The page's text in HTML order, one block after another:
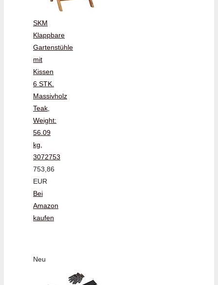
SKM
Klappbare
Gartenstühle
mit
Kissen
6 STK.
Massivholz
Teak,
Weight:
56.09
kg,
3072753
753,86
EUR
Bei
Amazon
kaufen
Neu